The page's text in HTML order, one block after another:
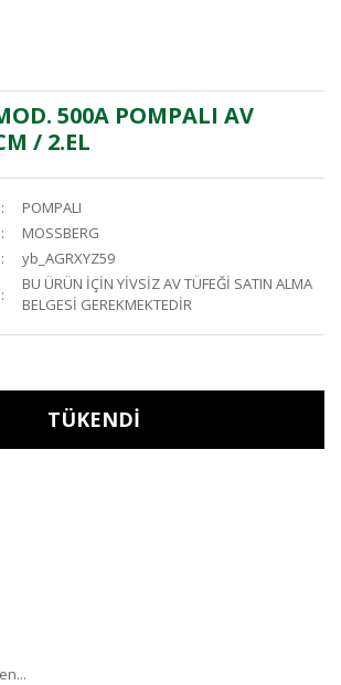
500A POMPALI AV
/ 2.EL
POMPALI
MOSSBERG
yb_AGRXYZ59
BU ÜRÜN İÇİN YİVSİZ AV TÜFEĞİ SATIN ALMA
BELGESİ GEREKMEKTEDİR
TÜKENDİ